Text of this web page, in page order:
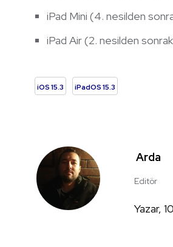
iPad Mini (4. nesilden
iPad Air (2. nesilden
iOS 15.3 iPadOS 15.3
Arda
Editör
Yazar,